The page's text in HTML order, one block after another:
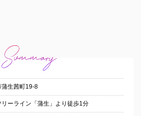
生茜町19-8
ーライン「蒲生」より徒歩1分